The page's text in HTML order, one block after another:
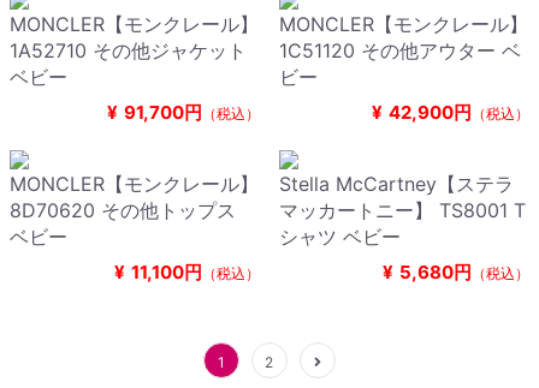
MONCLER【モンクレール】
1A52710 その他ジャケット
ベビー
¥ 91,700円 （税込）
MONCLER【モンクレール】
1C51120 その他アウター ベ
ビー
¥ 42,900円 （税込）
MONCLER【モンクレール】
8D70620 その他トップス
ベビー
¥ 11,100円 （税込）
Stella McCartney【ステラ
マッカートニー】 TS8001 T
シャツ ベビー
¥ 5,680円 （税込）
1 2